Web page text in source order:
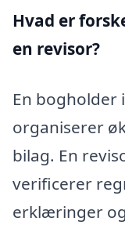
Hvad er
en revisor?
En bogholder
organiserer
bilag. En
verificerer
erklæringer